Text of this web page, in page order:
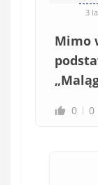
3
Mimo
0 0